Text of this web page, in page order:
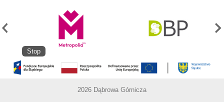
Stop
2026 Dąbrowa Górnicza